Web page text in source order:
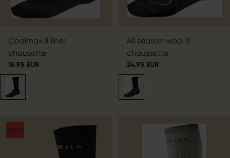
Coolmax II liner
chausette
16.95 EUR
All season wool II
chaussette
24.95 EUR
SALE